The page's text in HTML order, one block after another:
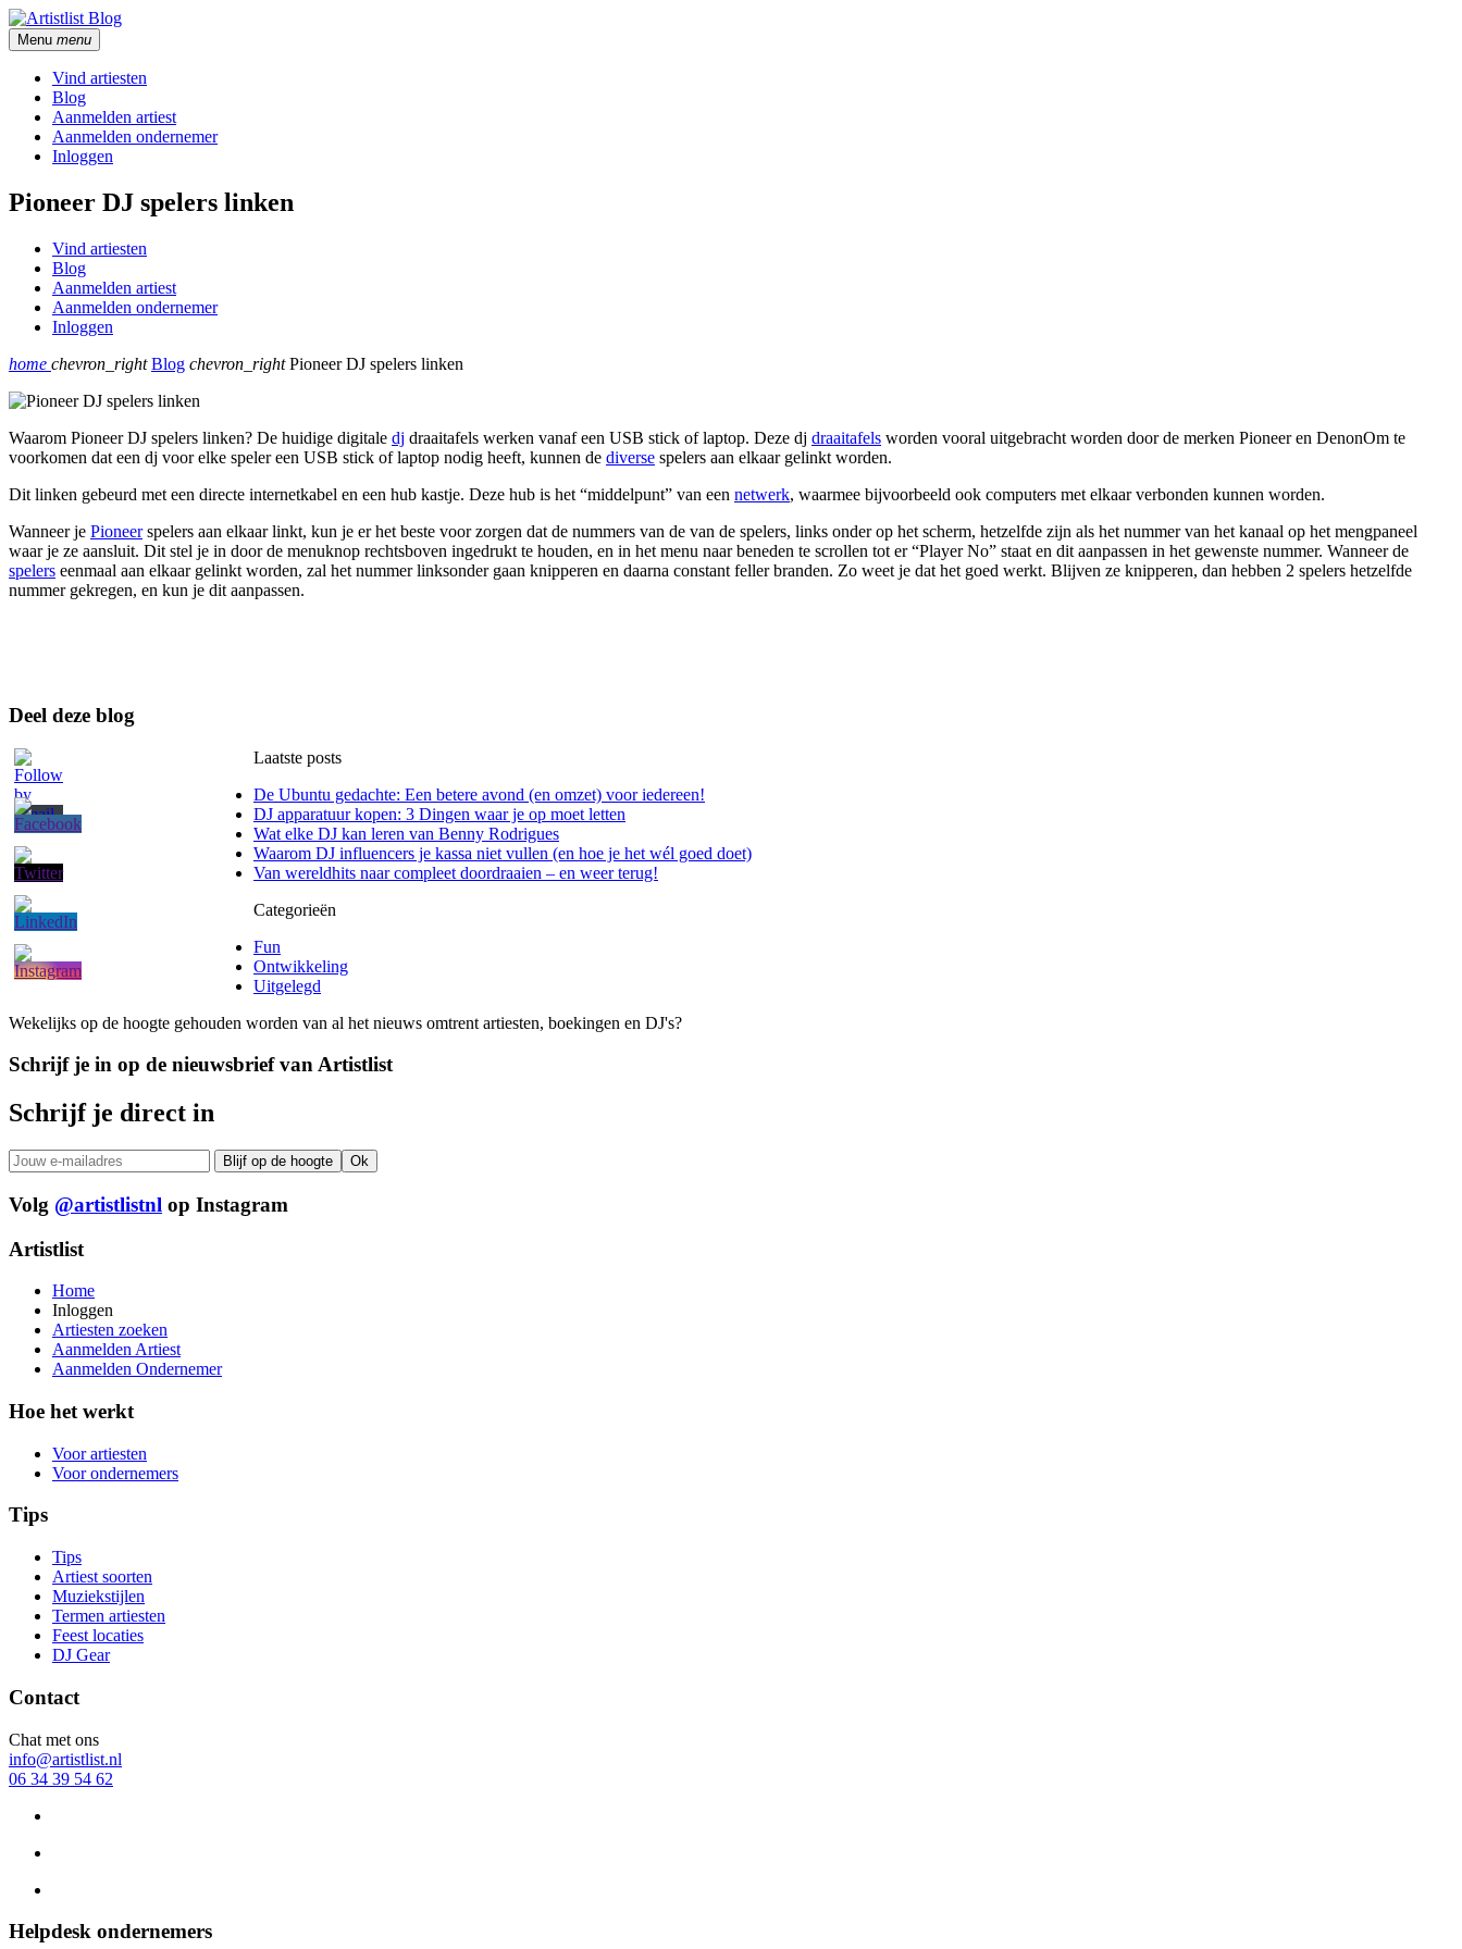
Menu menu
Vind artiesten
Blog
Aanmelden artiest
Aanmelden ondernemer
Inloggen
Pioneer DJ spelers linken
Vind artiesten
Blog
Aanmelden artiest
Aanmelden ondernemer
Inloggen
home chevron_rightBlog chevron_rightPioneer DJ spelers linken
Waarom Pioneer DJ spelers linken? De huidige digitale dj draaitafels werken vanaf een USB stick of laptop. Deze dj draaitafels worden vooral uitgebracht worden door de merken Pioneer en DenonOm te
voorkomen dat een dj voor elke speler een USB stick of laptop nodig heeft, kunnen de diverse spelers aan elkaar gelinkt worden.
Dit linken gebeurd met een directe internetkabel en een hub kastje. Deze hub is het “middelpunt” van een netwerk, waarmee bijvoorbeeld ook computers met elkaar verbonden kunnen worden.
Wanneer je Pioneerspelers aan elkaar linkt, kun je er het beste voor zorgen dat de nummers van de van de spelers, links onder op het scherm, hetzelfde zijn als het nummer van het kanaal op het mengpaneel
waar je ze aansluit. Dit stel je in door de menuknop rechtsboven ingedrukt te houden, en in het menu naar beneden te scrollen tot er “Player No” staat en dit aanpassen in het gewenste nummer. Wanneer de
spelers eenmaal aan elkaar gelinkt worden, zal het nummer linksonder gaan knipperen en daarna constant feller branden. Zo weet je dat het goed werkt. Blijven ze knipperen, dan hebben 2 spelers hetzelfde
nummer gekregen, en kun je dit aanpassen.
Deel deze blog
Laatste posts
De Ubuntu gedachte: Een betere avond (en omzet) voor iedereen!
DJ apparatuur kopen: 3 Dingen waar je op moet letten
Wat elke DJ kan leren van Benny Rodrigues
Waarom DJ influencers je kassa niet vullen (en hoe je het wél goed doet)
Van wereldhits naar compleet doordraaien – en weer terug!
Categorieën
Fun
Ontwikkeling
Uitgelegd
Wekelijks op de hoogte gehouden worden van al het nieuws omtrent artiesten, boekingen en DJ's?
Schrijf je in op de nieuwsbrief van Artistlist
Schrijf je direct in
Volg @artistlistnl op Instagram
Artistlist
Home
Inloggen
Artiesten zoeken
Aanmelden Artiest
Aanmelden Ondernemer
Hoe het werkt
Voor artiesten
Voor ondernemers
Tips
Tips
Artiest soorten
Muziekstijlen
Termen artiesten
Feest locaties
DJ Gear
Contact
Chat met ons
info@artistlist.nl
06 34 39 54 62
Helpdesk ondernemers